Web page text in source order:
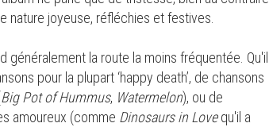
nature joyeuse, réfléchies et festives.
généralement la route la moins fréquentée. Qu'il
pour la plupart ‘happy death’, de chansons
Big Pot of Hummus, Watermelon), ou de
amoureux (comme Dinosaurs in Lovequ'il a